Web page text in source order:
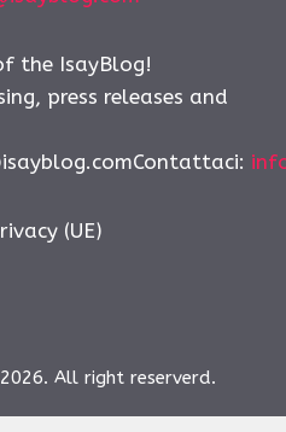
the IsayBlog!
press releases and
(UE)
All right reserverd.